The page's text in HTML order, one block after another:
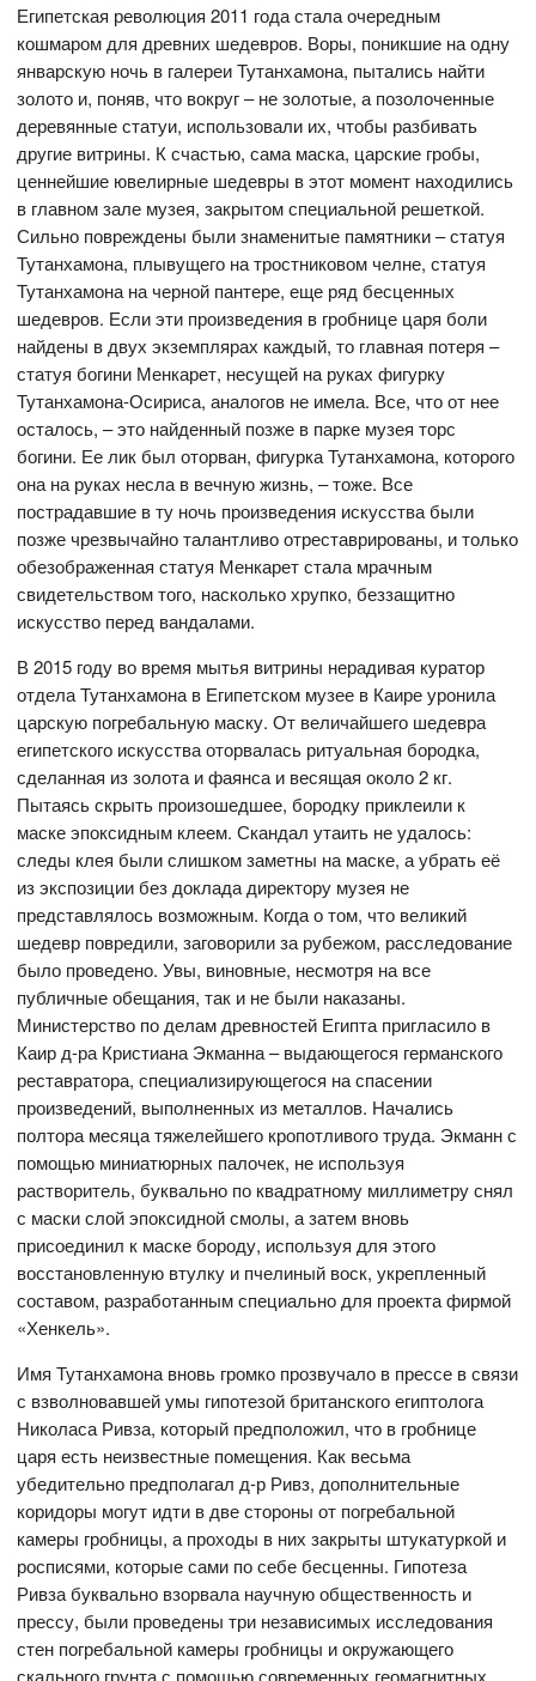
Египетская революция 2011 года стала очередным
кошмаром для древних шедевров. Воры, поникшие на одну
январскую ночь в галереи Тутанхамона, пытались найти
золото и, поняв, что вокруг – не золотые, а позолоченные
деревянные статуи, использовали их, чтобы разбивать
другие витрины. К счастью, сама маска, царские гробы,
ценнейшие ювелирные шедевры в этот момент находились
в главном зале музея, закрытом специальной решеткой.
Сильно повреждены были знаменитые памятники – статуя
Тутанхамона, плывущего на тростниковом челне, статуя
Тутанхамона на черной пантере, еще ряд бесценных
шедевров. Если эти произведения в гробнице царя боли
найдены в двух экземплярах каждый, то главная потеря –
статуя богини Менкарет, несущей на руках фигурку
Тутанхамона-Осириса, аналогов не имела. Все, что от нее
осталось, – это найденный позже в парке музея торс
богини. Ее лик был оторван, фигурка Тутанхамона, которого
она на руках несла в вечную жизнь, – тоже. Все
пострадавшие в ту ночь произведения искусства были
позже чрезвычайно талантливо отреставрированы, и только
обезображенная статуя Менкарет стала мрачным
свидетельством того, насколько хрупко, беззащитно
искусство перед вандалами.
В 2015 году во время мытья витрины нерадивая куратор
отдела Тутанхамона в Египетском музее в Каире уронила
царскую погребальную маску. От величайшего шедевра
египетского искусства оторвалась ритуальная бородка,
сделанная из золота и фаянса и весящая около 2 кг.
Пытаясь скрыть произошедшее, бородку приклеили к
маске эпоксидным клеем. Скандал утаить не удалось:
следы клея были слишком заметны на маске, а убрать её
из экспозиции без доклада директору музея не
представлялось возможным. Когда о том, что великий
шедевр повредили, заговорили за рубежом, расследование
было проведено. Увы, виновные, несмотря на все
публичные обещания, так и не были наказаны.
Министерство по делам древностей Египта пригласило в
Каир д-ра Кристиана Экманна – выдающегося германского
реставратора, специализирующегося на спасении
произведений, выполненных из металлов. Начались
полтора месяца тяжелейшего кропотливого труда. Экманн с
помощью миниатюрных палочек, не используя
растворитель, буквально по квадратному миллиметру снял
с маски слой эпоксидной смолы, а затем вновь
присоединил к маске бороду, используя для этого
восстановленную втулку и пчелиный воск, укрепленный
составом, разработанным специально для проекта фирмой
«Хенкель».
Имя Тутанхамона вновь громко прозвучало в прессе в связи
с взволновавшей умы гипотезой британского египтолога
Николаса Ривза, который предположил, что в гробнице
царя есть неизвестные помещения. Как весьма
убедительно предполагал д-р Ривз, дополнительные
коридоры могут идти в две стороны от погребальной
камеры гробницы, а проходы в них закрыты штукатуркой и
росписями, которые сами по себе бесценны. Гипотеза
Ривза буквально взорвала научную общественность и
прессу, были проведены три независимых исследования
стен погребальной камеры гробницы и окружающего
скального грунта с помощью современных геомагнитных